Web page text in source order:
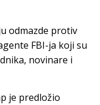
odmazde protiv
FBI-ja koji su
novinare i
je predložio